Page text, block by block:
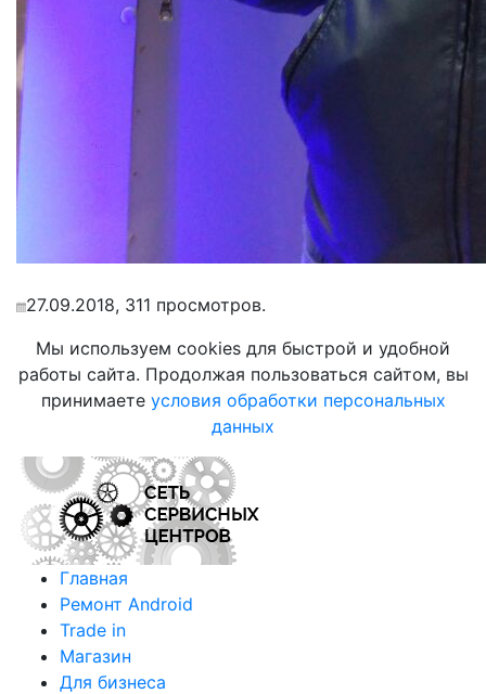
27.09.2018, 311 просмотров.
Мы используем cookies для быстрой и удобной
работы сайта. Продолжая пользоваться сайтом, вы
принимаете условия обработки персональных
данных
Главная
Ремонт Android
Trade in
Магазин
Для бизнеса